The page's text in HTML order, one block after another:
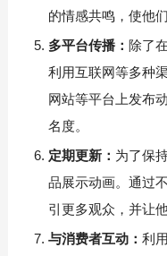
的情感共鸣，使他
多平台传播： 除了
利用互联网等多种
网站等平台上发布
名度。
定期更新： 为了保
品展示动画。通过
引更多观众，并让
与消费者互动： 利